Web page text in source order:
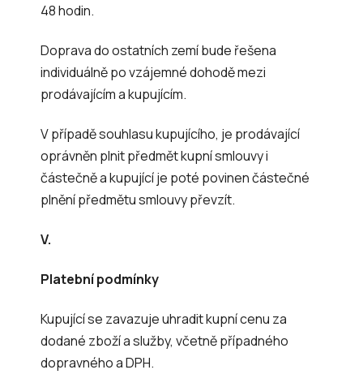
48 hodin.
Doprava do ostatních zemí bude řešena
individuálně po vzájemné dohodě mezi
prodávajícím a kupujícím.
V případě souhlasu kupujícího, je prodávající
oprávněn plnit předmět kupní smlouvy i
částečně a kupující je poté povinen částečné
plnění předmětu smlouvy převzít.
V.
Platební podmínky
Kupující se zavazuje uhradit kupní cenu za
dodané zboží a služby, včetně případného
dopravného a DPH.